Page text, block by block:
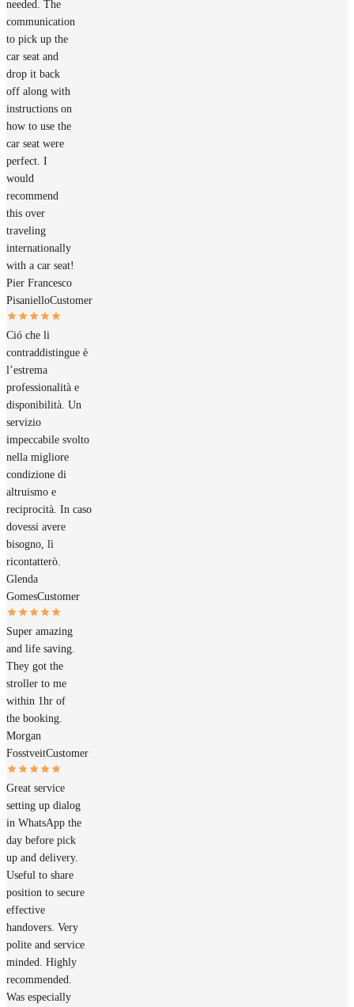
needed. The
communication
to pick up the
car seat and
drop it back
off along with
instructions on
how to use the
car seat were
perfect. I
would
recommend
this over
traveling
internationally
with a car seat!
Pier Francesco
PisanielloCustomer
Ció che li
contraddistingue è
l’estrema
professionalità e
disponibilità. Un
servizio
impeccabile svolto
nella migliore
condizione di
altruismo e
reciprocità. In caso
dovessi avere
bisogno, lì
ricontatterò.
Glenda
GomesCustomer
Super amazing
and life saving.
They got the
stroller to me
within 1hr of
the booking.
Morgan
FosstveitCustomer
Great service
setting up dialog
in WhatsApp the
day before pick
up and delivery.
Useful to share
position to secure
effective
handovers. Very
polite and service
minded. Highly
recommended.
Was especially